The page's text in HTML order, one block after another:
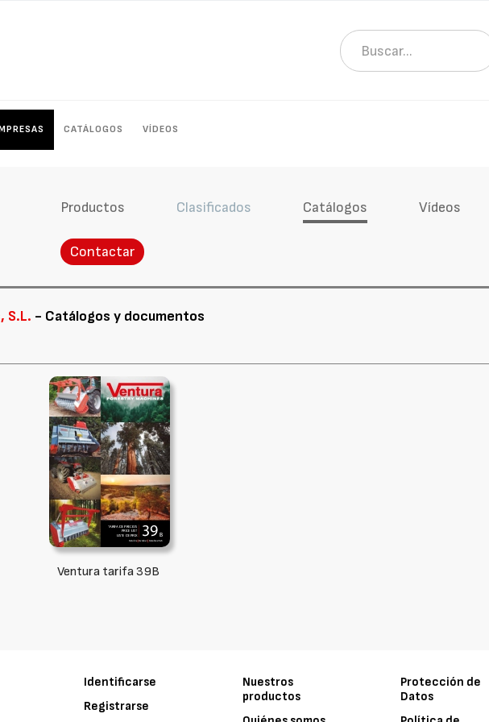
CATÁLOGOS VÍDEOS
Productos Clasificados Catálogos Vídeos
Contactar
S.L. - Catálogos y documentos
Ventura tarifa 39B
Identificarse
Registrarse
Nuestros
productos
Protección de
Datos